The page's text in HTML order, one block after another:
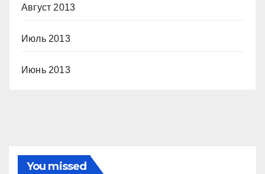
Август 2013
Июль 2013
Июнь 2013
You missed